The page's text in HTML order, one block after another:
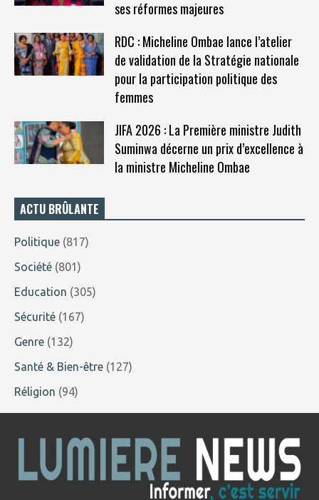
ses réformes majeures
RDC : Micheline Ombae lance l’atelier
de validation de la Stratégie nationale
pour la participation politique des
femmes
JIFA 2026 : La Première ministre Judith
Suminwa décerne un prix d’excellence à
la ministre Micheline Ombae
ACTU BRÛLANTE
Politique (817)
Société (801)
Education (305)
Sécurité (167)
Genre (132)
Santé & Bien-être (127)
Réligion (94)